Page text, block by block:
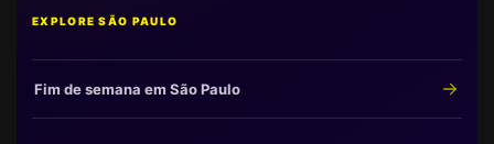
EXPLORE SÃO PAULO
Fim de semana em São Paulo